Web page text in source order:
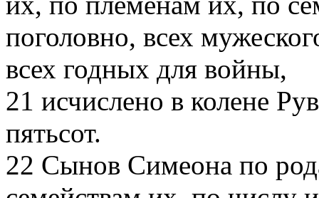
поголовно, всех
всех годных для войны,
21 исчислено в колене
пятьсот.
22 Сынов Симеона по